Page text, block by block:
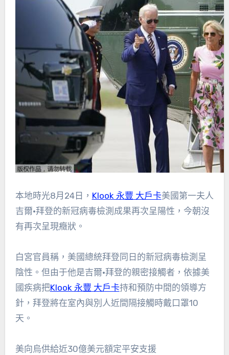
本地時光8月24日， Klook 永豐 大戶卡美國第一夫人
吉爾•拜登的新冠病毒檢測成果再次呈陽性，今朝沒
有再次呈現癥狀。
白宮官員稱，美國總統拜登同日的新冠病毒檢測呈
陰性。但由于他是吉爾•拜登的親密接觸者，依據美
國疾病把Klook 永豐 大戶卡持和預防中間的領導方
針，拜登將在室內與別人近間隔接觸時戴口罩10
天。
美向烏供給近30億美元額定平安支援